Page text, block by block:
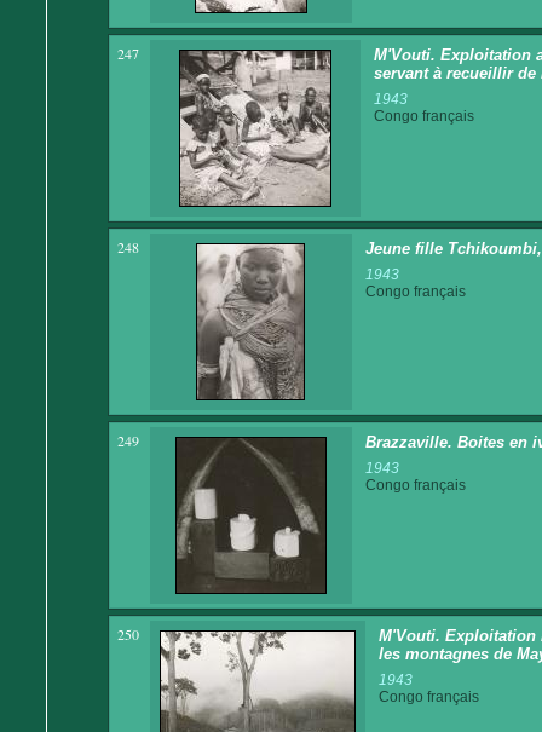
247
M'Vouti. Exploitation
servant à recueillir de
1943
Congo français
248 Jeune fille
1943
Congo français
249 Brazzaville. Boites en
1943
Congo français
250
M'Vouti. Exploitation
les montagnes de
1943
Congo français